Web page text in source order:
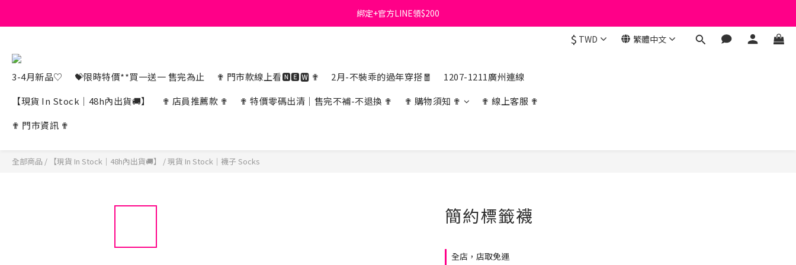
首購免運費🚚
綁定+官方LINE領$200
$ TWD 繁體中文
3-4月新品♡ 💝限時特價**買一送一 售完為止 ✟ 門市款線上看🅽🅴🆆 ✟ 2月-不裝乖的過年穿搭🧧
1207-1211廣州連線
【現貨 In Stock｜48h內出貨🚚】
✟ 店員推薦款 ✟ ✟ 特價零碼出清｜售完不補-不退換 ✟ ✟ 購物須知 ✟
✟ 線上客服 ✟
✟ 門市資訊 ✟
全部商品 / 【現貨 In Stock｜48h內出貨🚚】 /現貨 In Stock｜襪子 Socks
簡約標籤襪
全店，店取免運